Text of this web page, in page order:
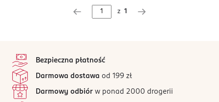
z 1
Bezpieczna płatność
Darmowa dostawa od 199 zł
Darmowy odbiór w ponad 2000 drogerii